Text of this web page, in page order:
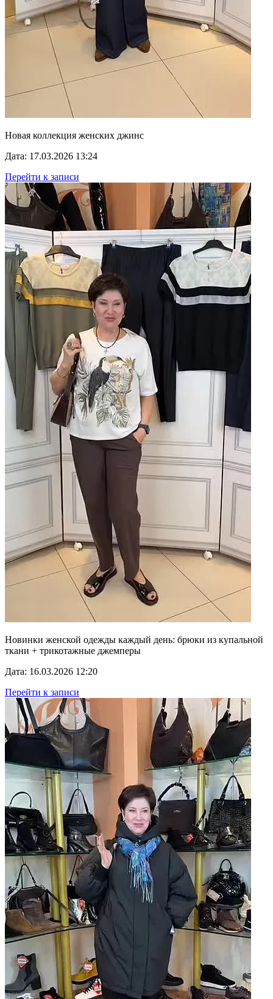
Новая коллекция женских джинс
Дата: 17.03.2026 13:24
Перейти к записи
Новинки женской одежды каждый день: брюки из купальной
ткани + трикотажные джемперы
Дата: 16.03.2026 12:20
Перейти к записи